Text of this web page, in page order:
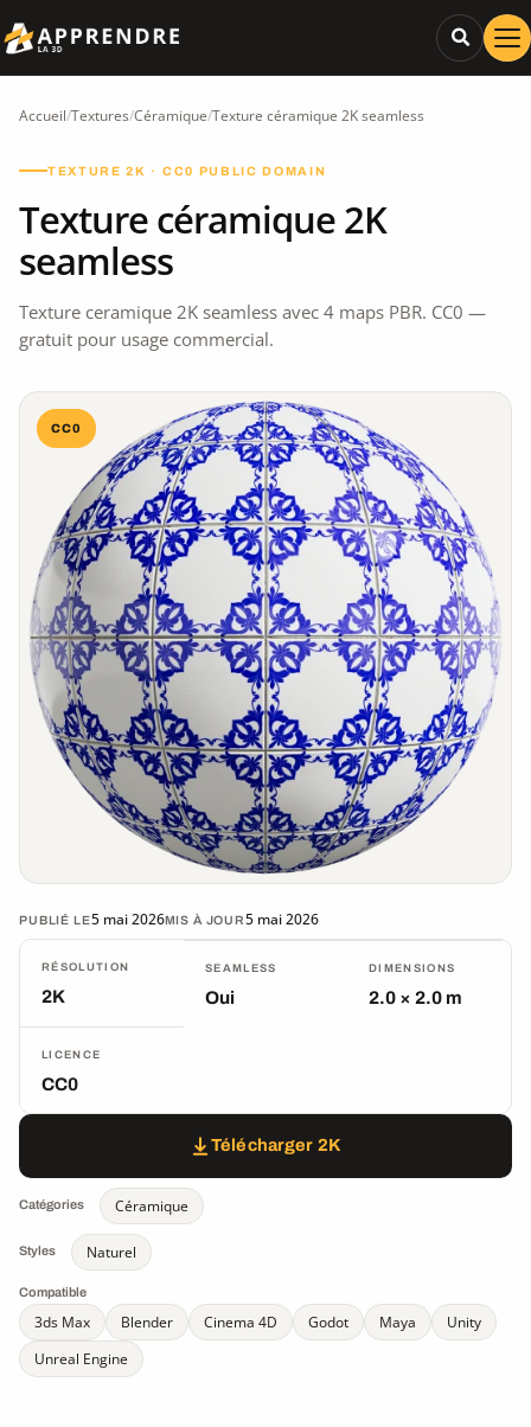
Accueil/Textures/Céramique/Texture céramique 2K seamless
TEXTURE 2K · CC0 PUBLIC DOMAIN
Texture céramique 2K
seamless
Texture ceramique 2K seamless avec 4 maps PBR. CC0 —
gratuit pour usage commercial.
CC0
PUBLIÉ LE5 mai 2026MIS À JOUR5 mai 2026
RÉSOLUTION
2K
SEAMLESS
Oui
DIMENSIONS
2.0 × 2.0 m
LICENCE
CC0
Télécharger 2K
Catégories Céramique
Styles Naturel
Compatible
3ds Max Blender Cinema 4D Godot Maya
Unity
Unreal Engine